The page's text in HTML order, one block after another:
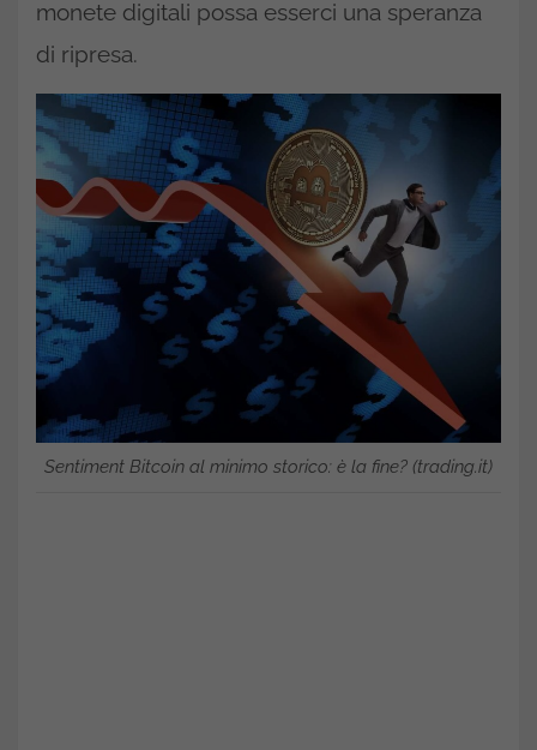
monete digitali possa esserci una speranza
di ripresa.
Sentiment Bitcoin al minimo storico: è la fine? (trading.it)